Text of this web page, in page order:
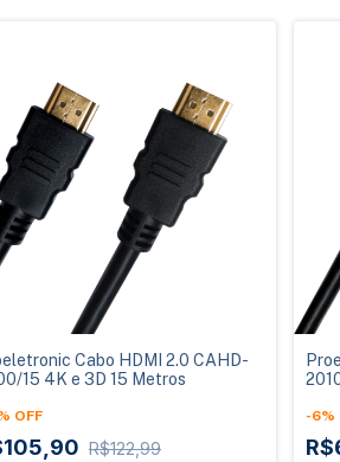
Cabo HDMI 2.0 CAHD-
15 4K e 3D 15 Metros
OFF
R$122,99
-6%